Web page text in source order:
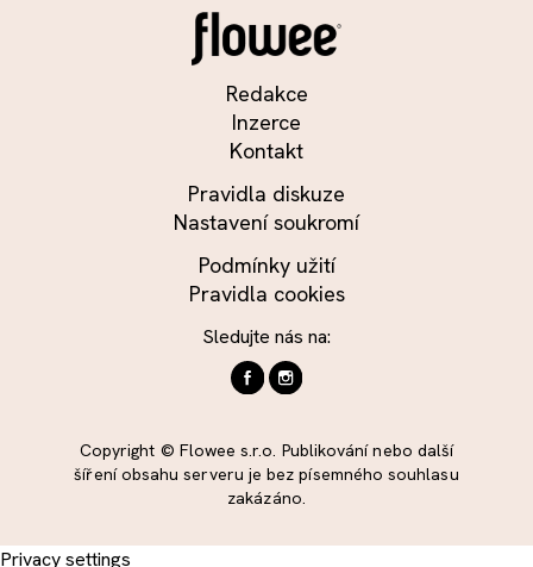
Redakce
Inzerce
Kontakt
Pravidla diskuze
Nastavení soukromí
Podmínky užití
Pravidla cookies
Sledujte nás na:
Copyright © Flowee s.r.o. Publikování nebo další
šíření obsahu serveru je bez písemného souhlasu
zakázáno.
Privacy settings